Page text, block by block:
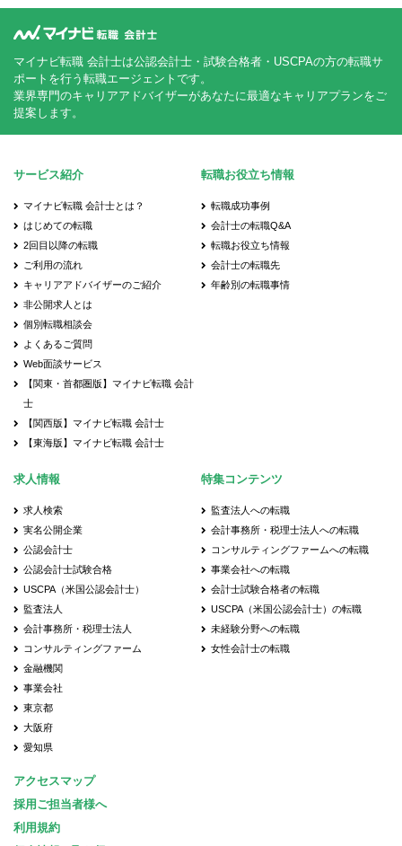
マイナビ転職 会計士は公認会計士・試験合格者・USCPAの方の転職サ
ポートを行う転職エージェントです。
業界専門のキャリアアドバイザーがあなたに最適なキャリアプランをご
提案します。
サービス紹介
マイナビ転職 会計士とは？
はじめての転職
2回目以降の転職
ご利用の流れ
キャリアアドバイザーのご紹介
非公開求人とは
個別転職相談会
よくあるご質問
Web面談サービス
【関東・首都圏版】マイナビ転職 会計
士
【関西版】マイナビ転職 会計士
【東海版】マイナビ転職 会計士
転職お役立ち情報
転職成功事例
会計士の転職Q&A
転職お役立ち情報
会計士の転職先
年齢別の転職事情
求人情報
求人検索
実名公開企業
公認会計士
公認会計士試験合格
USCPA（米国公認会計士）
監査法人
会計事務所・税理士法人
コンサルティングファーム
金融機関
事業会社
東京都
大阪府
愛知県
特集コンテンツ
監査法人への転職
会計事務所・税理士法人への転職
コンサルティングファームへの転職
事業会社への転職
会計士試験合格者の転職
USCPA（米国公認会計士）の転職
未経験分野への転職
女性会計士の転職
アクセスマップ
採用ご担当者様へ
利用規約